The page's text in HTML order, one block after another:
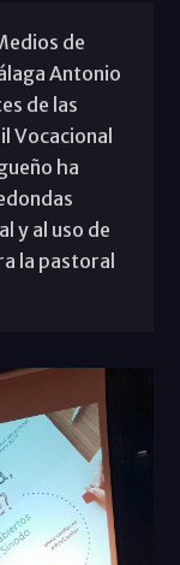
de
Antonio
de las
Vocacional
ha
y al uso de
la pastoral